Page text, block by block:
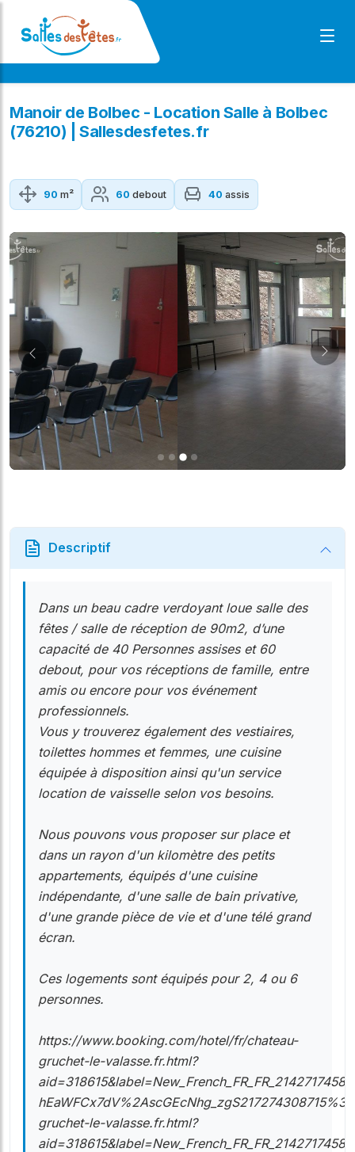
Manoir de Bolbec - Location Salle à Bolbec
(76210) | Sallesdesfetes.fr
90 m² 60 debout 40 assis
Précédent
Descriptif
Dans un beau cadre verdoyant loue salle des
fêtes / salle de réception de 90m2, d’une
capacité de 40 Personnes assises et 60
debout, pour vos réceptions de famille, entre
amis ou encore pour vos événement
professionnels.
Vous y trouverez également des vestiaires,
toilettes hommes et femmes, une cuisine
équipée à disposition ainsi qu'un service
location de vaisselle selon vos besoins.
Nous pouvons vous proposer sur place et
dans un rayon d'un kilomètre des petits
appartements, équipés d'une cuisine
indépendante, d'une salle de bain privative,
d'une grande pièce de vie et d'une télé grand
écran.
Ces logements sont équipés pour 2, 4 ou 6
personnes.
https://www.booking.com/hotel/fr/chateau-
gruchet-le-valasse.fr.html?
gruchet-le-valasse.fr.html?